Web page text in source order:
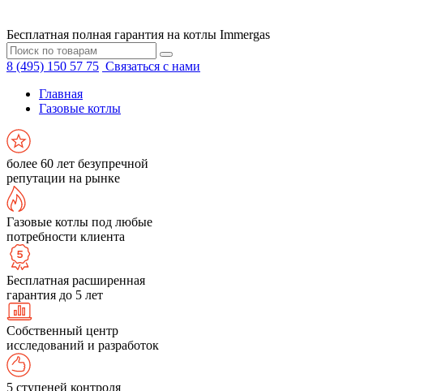
Бесплатная полная гарантия на котлы Immergas
8 (495) 150 57 75 Связаться с нами
Главная
Газовые котлы
более 60 лет безупречной
репутации на рынке
Газовые котлы под любые
потребности клиента
Бесплатная расширенная
гарантия до 5 лет
Собственный центр
исследований и разработок
5 ступеней контроля